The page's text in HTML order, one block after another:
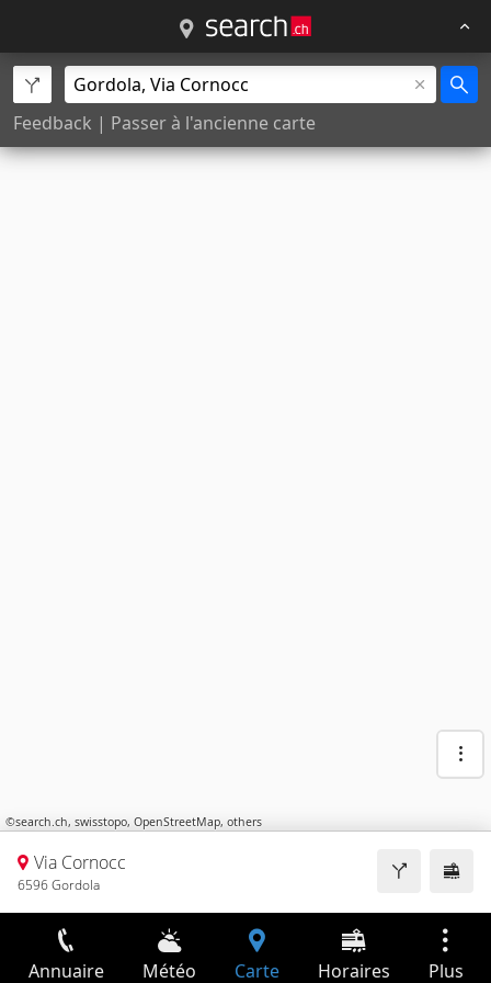
Feedback | Passer à l'ancienne carte
©search.ch, swisstopo, OpenStreetMap, others
Via Cornocc
6596 Gordola
Annuaire Météo Carte Horaires Plus